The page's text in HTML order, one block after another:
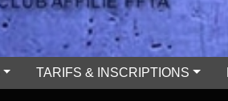
TARIFS & INSCRIPTIONS